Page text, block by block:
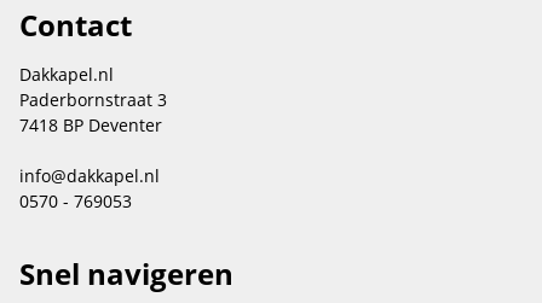
Contact
Dakkapel.nl
Paderbornstraat 3
7418 BP Deventer
info@dakkapel.nl
0570 - 769053
Snel navigeren